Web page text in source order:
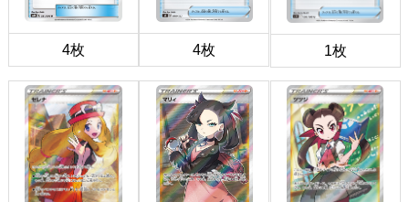
4枚 4枚 1枚